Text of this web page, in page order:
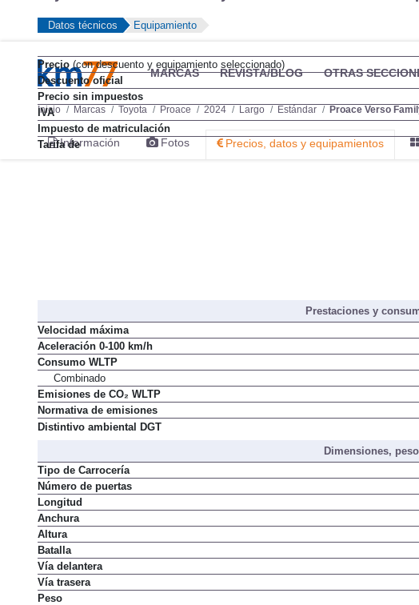
MARCAS REVISTA/BLOG OTRAS
Inicio Marcas Toyota Proace 2024 Largo Estándar Proace Verso
Información Fotos Precios, datos y equipamientos
Datos técnicos Equipamiento
Precio(con descuento y equipamiento seleccionado)
Descuento oficial
Precio sin impuestos
IVA
Impuesto de matriculación
Tarifa de
Prestaciones y
Velocidad máxima
Aceleración 0-100 km/h
Consumo WLTP
Combinado
Emisiones de CO₂ WLTP
Normativa de emisiones
Distintivo ambiental DGT
Dimensiones,
Tipo de Carrocería
Número de puertas
Longitud
Anchura
Altura
Batalla
Vía delantera
Vía trasera
Peso